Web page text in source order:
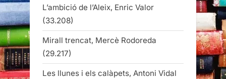
L’ambició de l’Aleix, Enric Valor
(33.208)
Mirall trencat, Mercè Rodoreda
(29.217)
Les llunes i els calàpets, Antoni Vidal